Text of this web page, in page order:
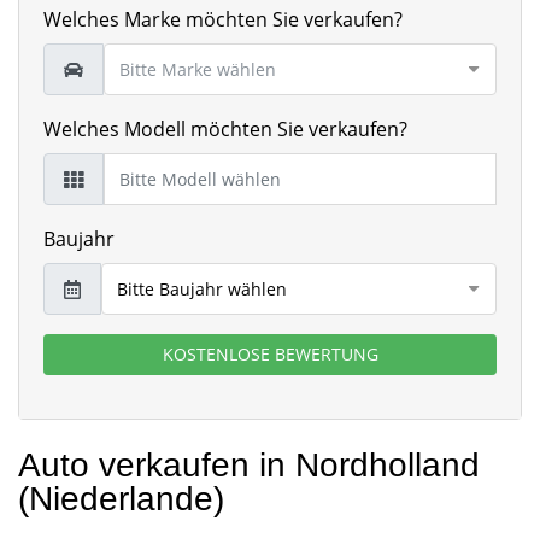
Welches Marke möchten Sie verkaufen?
Welches Modell möchten Sie verkaufen?
Baujahr
KOSTENLOSE BEWERTUNG
Auto verkaufen in Nordholland
(Niederlande)